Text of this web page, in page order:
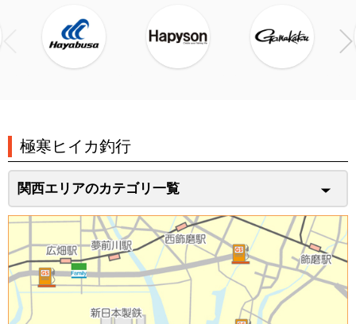
極寒ヒイカ釣行
関西エリアのカテゴリ一覧